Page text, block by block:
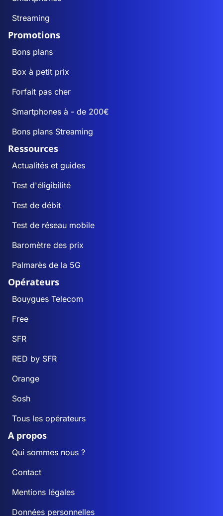
Streaming
Promotions
Bons plans
Box à petit prix
Forfait pas cher
Smartphones à - de 200€
Bons plans Streaming
Ressources
Actualités et guides
Test d'éligibilité
Test de débit
Test de réseau mobile
Baromètre des prix
Palmarès de la 5G
Opérateurs
Bouygues Telecom
Free
SFR
RED by SFR
Orange
Sosh
Tous les opérateurs
A propos
Qui sommes nous ?
Contact
Mentions légales
Données personnelles